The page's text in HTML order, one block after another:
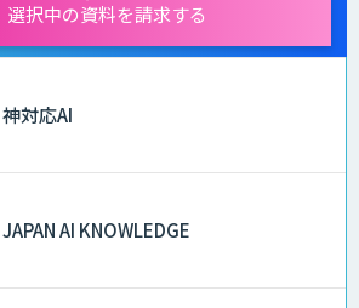
選択中の資料を請求する
神対応AI
JAPAN AI KNOWLEDGE